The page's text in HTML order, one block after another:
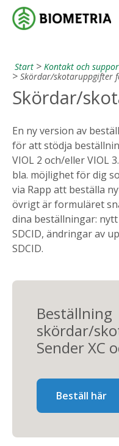
Start Kontakt och
Skördar/skotaruppgifter
En ny version av
för att stödja
VIOL 2 och/eller VIOL
bla. möjlighet för dig
via Rapp att beställa
övrigt är formuläret
dina beställningar:
SDCID, ändringar av
SDCID.
Beställning
skördar/
Sender XC
Beställ här